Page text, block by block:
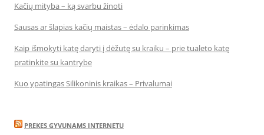
Kačių mityba – ką svarbu žinoti
Sausas ar šlapias kačių maistas – ėdalo parinkimas
Kaip išmokyti katę daryti į dėžutę su kraiku – prie tualeto katę
pratinkite su kantrybe
Kuo ypatingas Silikoninis kraikas – Privalumai
PREKES GYVUNAMS INTERNETU